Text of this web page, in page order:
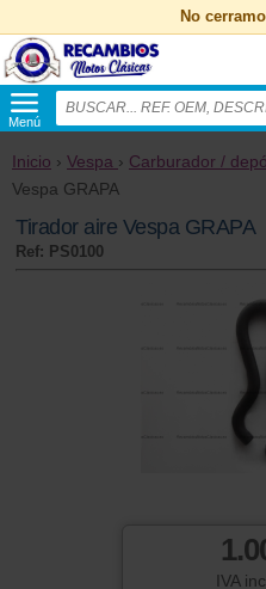
No
Menú
Inicio › Vespa › Carburador /
Vespa GRAPA
Tirador aire Vespa GRAPA
Ref: PS0100
IVA